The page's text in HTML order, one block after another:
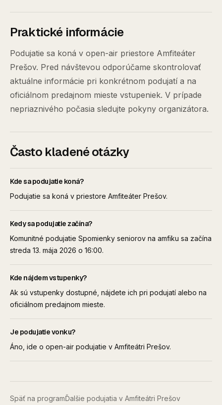
Praktické informácie
Podujatie sa koná v open-air priestore Amfiteáter
Prešov. Pred návštevou odporúčame skontrolovať
aktuálne informácie pri konkrétnom podujatí a na
oficiálnom predajnom mieste vstupeniek. V prípade
nepriaznivého počasia sledujte pokyny organizátora.
Často kladené otázky
Kde sa podujatie koná?
Podujatie sa koná v priestore Amfiteáter Prešov.
Kedy sa podujatie začína?
Komunitné podujatie Spomienky seniorov na amfiku sa začína
streda 13. mája 2026 o 16:00.
Kde nájdem vstupenky?
Ak sú vstupenky dostupné, nájdete ich pri podujatí alebo na
oficiálnom predajnom mieste.
Je podujatie vonku?
Áno, ide o open-air podujatie v Amfiteátri Prešov.
Späť na programĎalšie podujatia v Amfiteátri Prešov